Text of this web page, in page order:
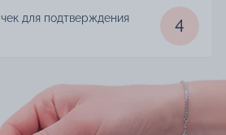
для подтверждения
4